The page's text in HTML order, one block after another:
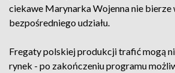
ciekawe Marynarka Wojenna nie bierze
bezpośredniego udziału.
Fregaty polskiej produkcji trafić mogą
rynek - po zakończeniu programu